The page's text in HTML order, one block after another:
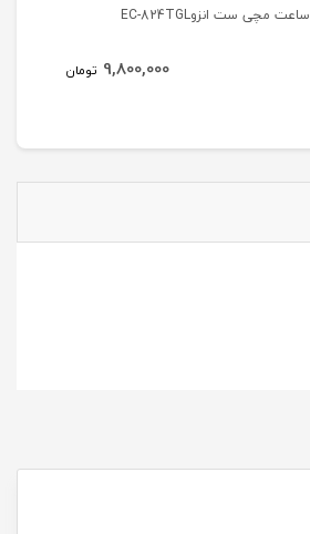
ساعت مچی ست انزوEC-824TGL
9,800,000 تومان